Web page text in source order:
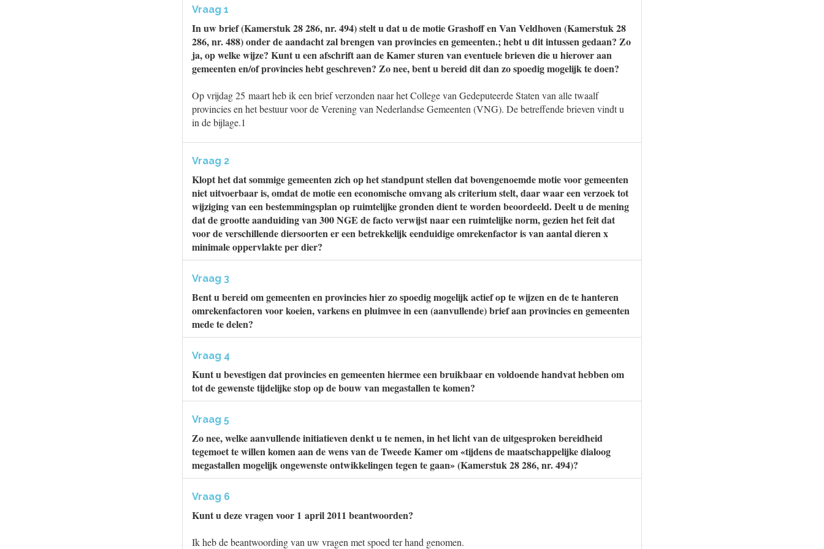
Vraag 1
In uw brief (Kamerstuk 28 286, nr. 494) stelt u dat u de motie Grashoff en Van Veldhoven (Kamerstuk 28
286, nr. 488) onder de aandacht zal brengen van provincies en gemeenten.; hebt u dit intussen gedaan? Zo
ja, op welke wijze? Kunt u een afschrift aan de Kamer sturen van eventuele brieven die u hierover aan
gemeenten en/of provincies hebt geschreven? Zo nee, bent u bereid dit dan zo spoedig mogelijk te doen?
Op vrijdag 25 maart heb ik een brief verzonden naar het College van Gedeputeerde Staten van alle twaalf
provincies en het bestuur voor de Verening van Nederlandse Gemeenten (VNG). De betreffende brieven vindt u
in de bijlage.1
Vraag 2
Klopt het dat sommige gemeenten zich op het standpunt stellen dat bovengenoemde motie voor gemeenten
niet uitvoerbaar is, omdat de motie een economische omvang als criterium stelt, daar waar een verzoek tot
wijziging van een bestemmingsplan op ruimtelijke gronden dient te worden beoordeeld. Deelt u de mening
dat de grootte aanduiding van 300 NGE de facto verwijst naar een ruimtelijke norm, gezien het feit dat
voor de verschillende diersoorten er een betrekkelijk eenduidige omrekenfactor is van aantal dieren x
minimale oppervlakte per dier?
Vraag 3
Bent u bereid om gemeenten en provincies hier zo spoedig mogelijk actief op te wijzen en de te hanteren
omrekenfactoren voor koeien, varkens en pluimvee in een (aanvullende) brief aan provincies en gemeenten
mede te delen?
Vraag 4
Kunt u bevestigen dat provincies en gemeenten hiermee een bruikbaar en voldoende handvat hebben om
tot de gewenste tijdelijke stop op de bouw van megastallen te komen?
Vraag 5
Zo nee, welke aanvullende initiatieven denkt u te nemen, in het licht van de uitgesproken bereidheid
tegemoet te willen komen aan de wens van de Tweede Kamer om «tijdens de maatschappelijke dialoog
megastallen mogelijk ongewenste ontwikkelingen tegen te gaan» (Kamerstuk 28 286, nr. 494)?
Vraag 6
Kunt u deze vragen voor 1 april 2011 beantwoorden?
Ik heb de beantwoording van uw vragen met spoed ter hand genomen.